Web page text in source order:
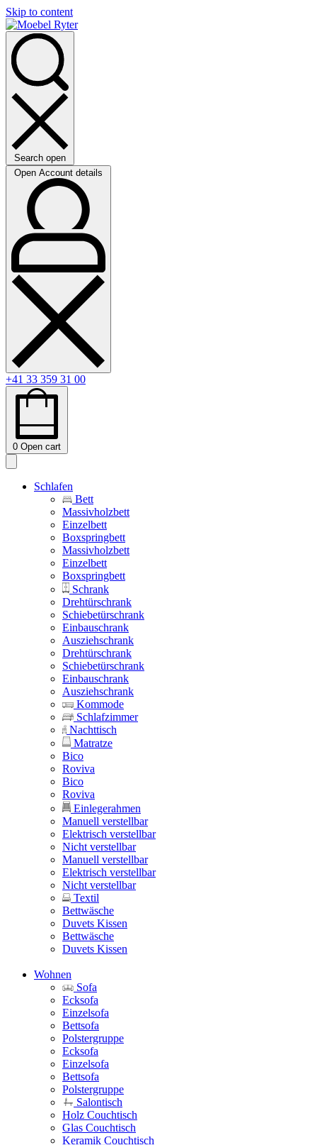
Skip to content
Search open
Open Account details
+41 33 359 31 00
0 Open cart
Schlafen
Bett
Massivholzbett
Einzelbett
Boxspringbett
Massivholzbett
Einzelbett
Boxspringbett
Schrank
Drehtürschrank
Schiebetürschrank
Einbauschrank
Ausziehschrank
Drehtürschrank
Schiebetürschrank
Einbauschrank
Ausziehschrank
Kommode
Schlafzimmer
Nachttisch
Matratze
Bico
Roviva
Bico
Roviva
Einlegerahmen
Manuell verstellbar
Elektrisch verstellbar
Nicht verstellbar
Manuell verstellbar
Elektrisch verstellbar
Nicht verstellbar
Textil
Bettwäsche
Duvets Kissen
Bettwäsche
Duvets Kissen
Wohnen
Sofa
Ecksofa
Einzelsofa
Bettsofa
Polstergruppe
Ecksofa
Einzelsofa
Bettsofa
Polstergruppe
Salontisch
Holz Couchtisch
Glas Couchtisch
Keramik Couchtisch